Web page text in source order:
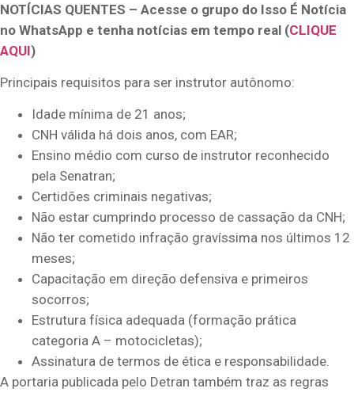
NOTÍCIAS QUENTES – Acesse o grupo do Isso É Notícia
no WhatsApp e tenha notícias em tempo real (CLIQUE
AQUI)
Principais requisitos para ser instrutor autônomo:
Idade mínima de 21 anos;
CNH válida há dois anos, com EAR;
Ensino médio com curso de instrutor reconhecido
pela Senatran;
Certidões criminais negativas;
Não estar cumprindo processo de cassação da CNH;
Não ter cometido infração gravíssima nos últimos 12
meses;
Capacitação em direção defensiva e primeiros
socorros;
Estrutura física adequada (formação prática
categoria A – motocicletas);
Assinatura de termos de ética e responsabilidade.
A portaria publicada pelo Detran também traz as regras